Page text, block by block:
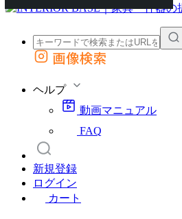
外部サイトの商品をカートに追加
画像検索
ヘルプ
動画マニュアル
FAQ
新規登録
ログイン
カート